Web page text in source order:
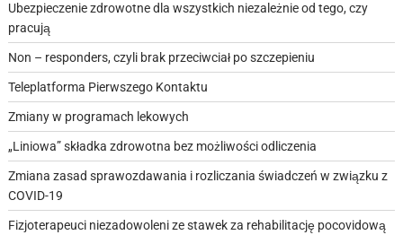
Ubezpieczenie zdrowotne dla wszystkich niezależnie od tego, czy
pracują
Non – responders, czyli brak przeciwciał po szczepieniu
Teleplatforma Pierwszego Kontaktu
Zmiany w programach lekowych
„Liniowa” składka zdrowotna bez możliwości odliczenia
Zmiana zasad sprawozdawania i rozliczania świadczeń w związku z
COVID-19
Fizjoterapeuci niezadowoleni ze stawek za rehabilitację pocovidową